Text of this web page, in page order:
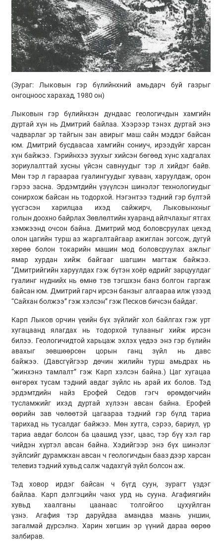
(Зураг: Лыковын гэр бүлийнхний амьдарч буй газрыг
онгоцноос харахад, 1980 он)
Лыковын гэр бүлийнхэн дундаас геологичдын хамгийн
дуртай хүн нь Дмитрий байлаа. Хээрээр тэнэх дуртай энэ
чадварлаг эр тайгын зан авирыг маш сайн мэддэг байсан
юм. Дмитрий бусдаасаа хамгийн сониуч, ирээдүйг харсан
хүн байжээ. Гэрийнхээ зуухыг хийсэн бөгөөд хүнс хадгалах
зориулалттай хусны үйсэн савнуудыг тэр л хийдэг байв.
Мөн тэр л гараараа гуалингуудыг хуваан, харуулдаж, орон
гэрээ засна. Эрдэмтдийн үзүүлсэн шинэлэг технологиудыг
сонирхож байсан нь тодорхой. Нэгэнтээ тэдний гэр бүлтэй
үүсгэсэн харилцаа ихэд сайжирч, Лыковынхныг
голын доохнобайрлах Зөвлөлтийн хуаранд айлчлахыг ятгах
хэмжээнд очсон байна. Дмитрий мод боловсруулах цехэд
олон цагийн турш аз жаргалтайгааражиглан зогсож, дугуй
хөрөө болон токарийн машин мод боловсруулах ажлыг
ямар хурдан хийж байгааг шагшин магтаж байжээ.
“Дмитрийгийн харуулдах гэж бүтэн хоёр өдрийг зарцуулдаг
гуалинг нүднийх нь өмнө тэвтэгшхэн банз болгон гаргаж
байсан юм. Дмитрий гарч ирсэн банзыг алгаараа илж үзээд
“Сайхан болжээ” гэж хэлсэн” гэж Песковбичсэн байдаг.
Карп Лыковорчин үеийн бүх зүйлийг хол байлгах гэж урт
хугацаанд ялагдах нь тодорхой тулааныг хийж ирсэн
билээ. Геологичидтой харьцаж эхлэх үедээ энэ гэр бүлийн
авахыг зөвшөөрсөн цорын ганц зүйл нь давс
байжээ. (Давсгүйгээр дөчин жилийн турш амьдрах нь
“жинхэнэ тамлалт” гэж Карп хэлсэн байна.) Цаг хугацаа
өнгөрөх тусам тэдний авдаг зүйлс нь арай их болов. Тэд
эрдэмтдийн найз Ерофей Седовгэгч өрөмдөгчийн
тусламжийг ихэд дуртай хүлээн авсан байна. Ерофей
өөрийн зав чөлөөтэй цагаараа тэдний гэр бүлд тариа
тарихад нь тусалдаг байжээ. Мөн хутга, сэрээ, бариул, үр
тариа авдаг болсон ба цаашид үзэг, цаас, тэр бүү хэл гар
чийдэн хүртэл авсан байна. Хэдийгээр энэ бүх шинэлэг
зүйлсийг дурамжхан авсан ч геологичдын бааз дээр харсан
телевиз тэдний хувьд салж чадахгүй зүйл болсон аж.
Тэд ховор ирдэг байсан ч бүгд суун, зурагт үздэг
байлаа. Карп дэлгэцийн чанх урд нь сууна. Агафиягийн
хувьд хаалганы цаанаас толгойгоо цухуйлган
үзнэ. Агафия тэр даруйдаа амандаа маань уншин,
загалмай дүрсэлнэ. Харин хөгшин эр үүний дараа өөрөө
залбирав.